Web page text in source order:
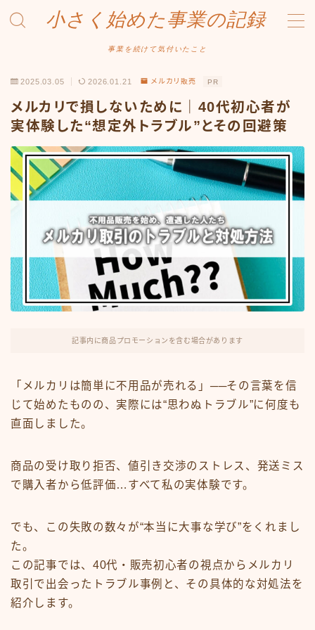
小さく始めた事業の記録
事業を続けて気付いたこと
Amazonせどり
トラブル事例
出品ノウハウ
フリマ物販
Yahoo出品
メルカリ販売
投資・株
2025.03.05 2026.01.21 メルカリ販売 PR
メルカリで損しないために｜40代初心者が
実体験した“想定外トラブル”とその回避策
記事内に商品プロモーションを含む場合があります
「メルカリは簡単に不用品が売れる」──その言葉を信
じて始めたものの、実際には“思わぬトラブル”に何度も
直面しました。
商品の受け取り拒否、値引き交渉のストレス、発送ミス
で購入者から低評価…すべて私の実体験です。
でも、この失敗の数々が“本当に大事な学び”をくれまし
た。
この記事では、40代・販売初心者の視点からメルカリ
取引で出会ったトラブル事例と、その具体的な対処法を
紹介します。